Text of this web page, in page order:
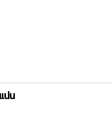
น่น